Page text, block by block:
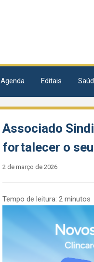
Agenda Editais
Associado
fortalecer o
2 de março de 2026
Tempo de leitura: 2 minutos